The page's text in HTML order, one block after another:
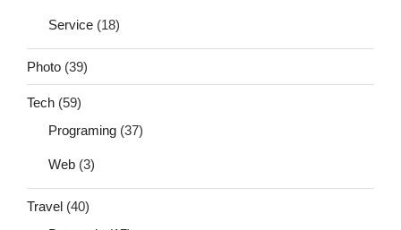
Service (18)
Photo (39)
Tech (59)
Programing (37)
Web (3)
Travel (40)